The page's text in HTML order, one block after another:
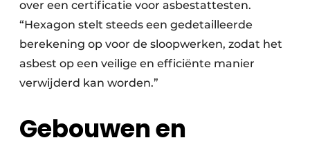
over een certificatie voor asbestattesten.
“Hexagon stelt steeds een gedetailleerde
berekening op voor de sloopwerken, zodat het
asbest op een veilige en efficiënte manier
verwijderd kan worden.”
Gebouwen en